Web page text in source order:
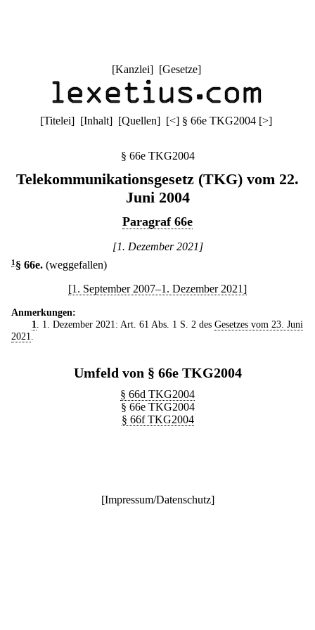
[Kanzlei] [Gesetze]
[Titelei] [Inhalt] [Quellen] [<] § 66e TKG2004 [>]
§ 66e TKG2004
Telekommunikationsgesetz (TKG) vom 22.
Juni 2004
Paragraf 66e
[1. Dezember 2021]
1 § 66e. (weggefallen)
[1. September 2007–1. Dezember 2021]
Anmerkungen:
1
. 1. Dezember 2021: Art. 61 Abs. 1 S. 2 des Gesetzes vom 23. Juni
2021
Umfeld von § 66e TKG2004
§ 66d TKG2004
§ 66e TKG2004
§ 66f TKG2004
[Impressum/Datenschutz]